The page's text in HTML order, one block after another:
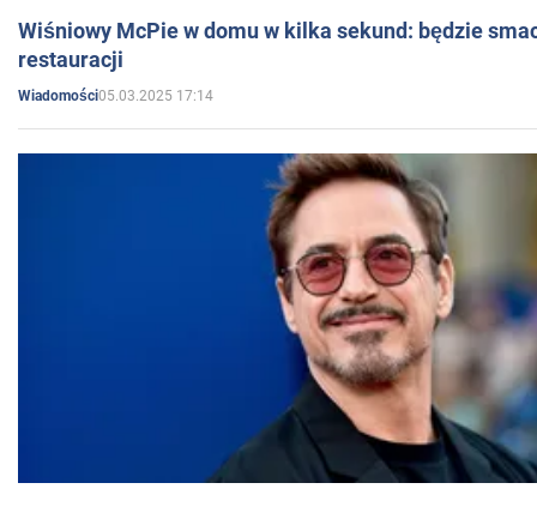
Wiśniowy McPie w domu w kilka sekund: będzie
restauracji
Wiadomości05.03.2025 17:14